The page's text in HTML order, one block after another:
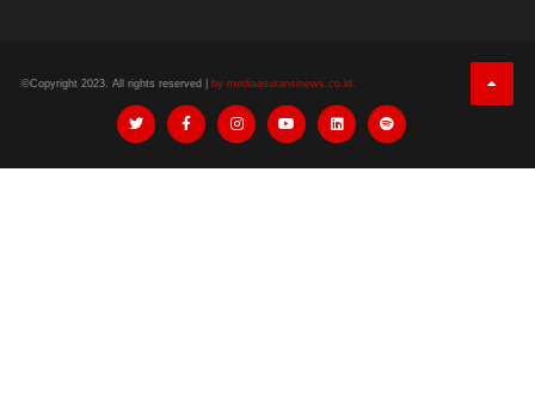
©Copyright 2023. All rights reserved | by mediaasuransinews.co.id.